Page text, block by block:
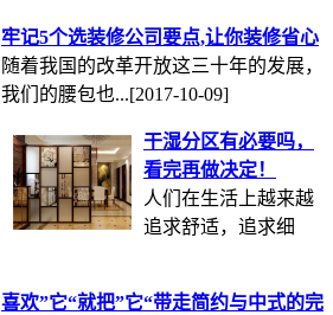
牢记5个选装修公司要点,让你装修省心
随着我国的改革开放这三十年的发展，
我们的腰包也...[2017-10-09]
干湿分区有必要吗，
看完再做决定！
人们在生活上越来越
追求舒适，追求细
喜欢”它“就把”它“带走简约与中式的完